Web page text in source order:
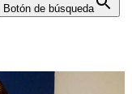
Botón de búsqueda